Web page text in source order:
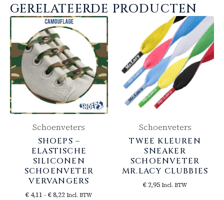
GERELATEERDE PRODUCTEN
Schoenveters
SHOEPS –
ELASTISCHE
SILICONEN
SCHOENVETER
VERVANGERS
€4,11 - €8,22 Incl. BTW
Schoenveters
TWEE KLEUREN
SNEAKER
SCHOENVETER
MR.LACY CLUBBIES
€ 2,95 Incl. BTW